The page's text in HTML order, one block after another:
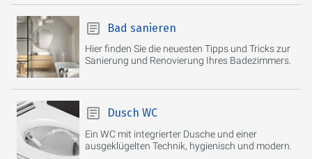
Bad sanieren
Hier finden Sie die neuesten Tipps und Tricks zur
Sanierung und Renovierung Ihres Badezimmers.
Dusch WC
Ein WC mit integrierter Dusche und einer
ausgeklügelten Technik, hygienisch und modern.